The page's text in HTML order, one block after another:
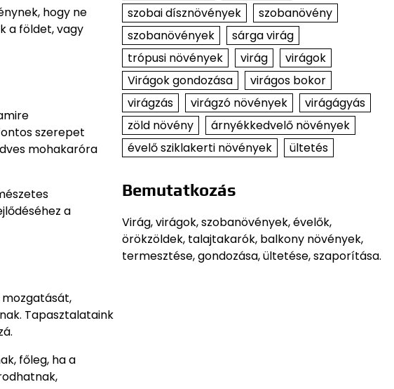
hogy ne
a földet, vagy
szerepet
mohakaróra
a
mozgatását,
Tapasztalataink
főleg, ha a
szobai dísznövények
szobanövény
szobanövények
sárga virág
trópusi növények
virág
virágok
Virágok gondozása
virágos bokor
virágzás
virágzó növények
virágágyás
zöld növény
árnyékkedvelő növények
évelő sziklakerti növények
ültetés
Bemutatkozás
Virág, virágok, szobanövények, évelők,
örökzöldek, talajtakarók, balkony növények,
termesztése, gondozása, ültetése, szaporítása.